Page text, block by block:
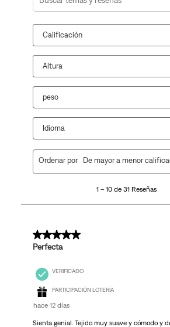
Región de búsqueda de temas y
Calificación
Altura
peso
Idioma
31
1 – 10 de 31 Reseñas
Ordenar por De mayor a menor
5 de 5 estrellas.
Perfecta
VERIFICADO
PARTICIPACIÓN LOTERÍA
hace 12 días
Sienta genial. Tejido muy suave y cómodo y